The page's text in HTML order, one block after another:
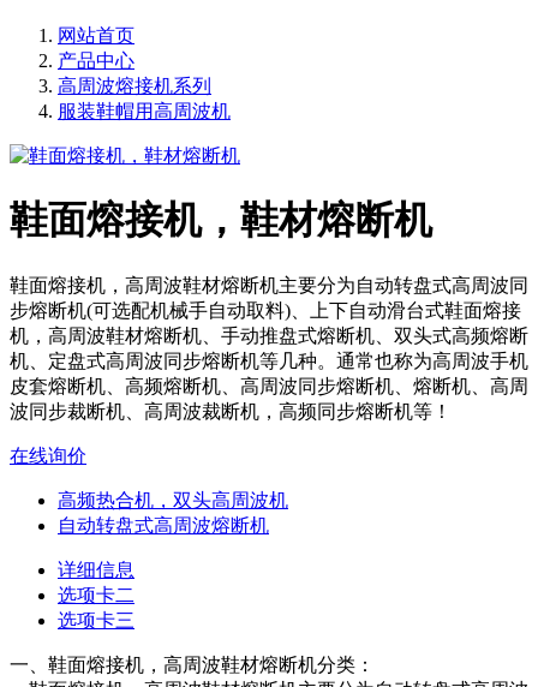
网站首页
产品中心
高周波熔接机系列
服装鞋帽用高周波机
鞋面熔接机，鞋材熔断机
鞋面熔接机，高周波鞋材熔断机主要分为自动转盘式高周波同
步熔断机(可选配机械手自动取料)、上下自动滑台式鞋面熔接
机，高周波鞋材熔断机、手动推盘式熔断机、双头式高频熔断
机、定盘式高周波同步熔断机等几种。通常也称为高周波手机
皮套熔断机、高频熔断机、高周波同步熔断机、熔断机、高周
波同步裁断机、高周波裁断机，高频同步熔断机等！
在线询价
高频热合机，双头高周波机
自动转盘式高周波熔断机
详细信息
选项卡二
选项卡三
一、鞋面熔接机，高周波鞋材熔断机分类：